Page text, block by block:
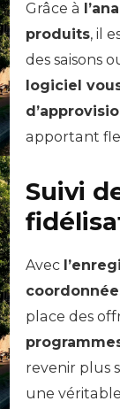
Grâce à
produits, il
des saisons
logiciel
apportant
Suivi
Avec
place des
revenir plus
une